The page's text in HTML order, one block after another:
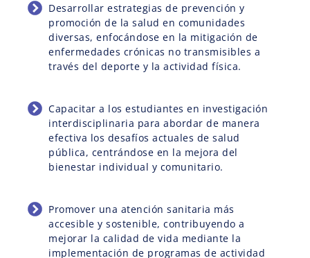
Desarrollar estrategias de prevención y
promoción de la salud en comunidades
diversas, enfocándose en la mitigación de
enfermedades crónicas no transmisibles a
través del deporte y la actividad física.
Capacitar a los estudiantes en investigación
interdisciplinaria para abordar de manera
efectiva los desafíos actuales de salud
pública, centrándose en la mejora del
bienestar individual y comunitario.
Promover una atención sanitaria más
accesible y sostenible, contribuyendo a
mejorar la calidad de vida mediante la
implementación de programas de actividad